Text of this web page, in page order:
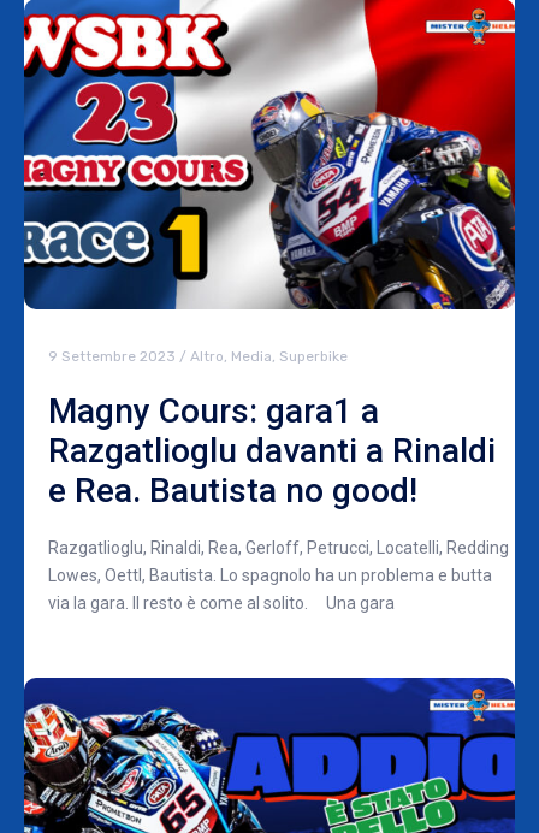
9 Settembre 2023 / Altro Media Superbike
Magny Cours: gara1 a
Razgatlioglu davanti a Rinaldi
e Rea. Bautista no good!
Razgatlioglu, Rinaldi, Rea, Gerloff, Petrucci, Locatelli, Redding
Lowes, Oettl, Bautista. Lo spagnolo ha un problema e butta
via la gara. Il resto è come al solito. Una gara